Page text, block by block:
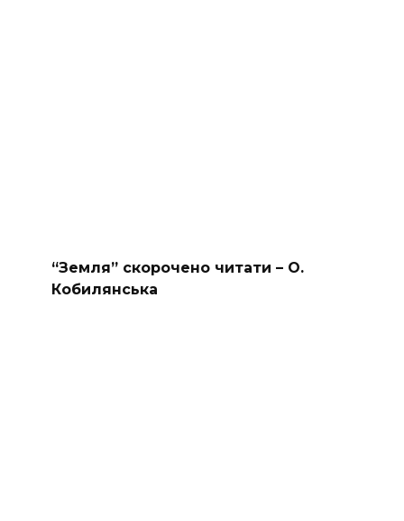
“Земля” скорочено читати – О.
Кобилянська